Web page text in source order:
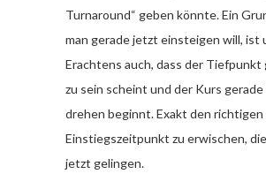
Turnaround“ geben könnte. Ein
man gerade jetzt einsteigen will, ist
Erachtens auch, dass der Tiefpunkt
zu sein scheint und der Kurs
drehen beginnt. Exakt den richtigen
Einstiegszeitpunkt zu erwischen,
jetzt gelingen.